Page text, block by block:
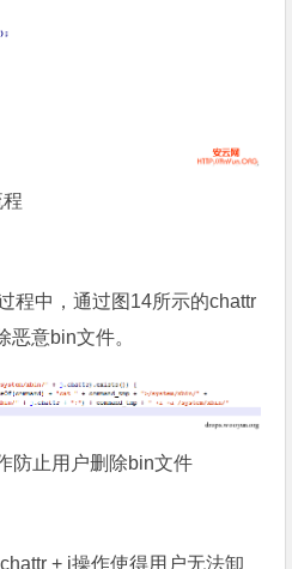
程中，通过图14所示的chattr
恶意bin文件。
防止用户删除bin文件
+ i操作使得用户无法卸